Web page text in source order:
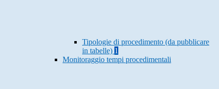
Tipologie di procedimento (da pubblicare
in tabelle) 1
Monitoraggio tempi procedimentali